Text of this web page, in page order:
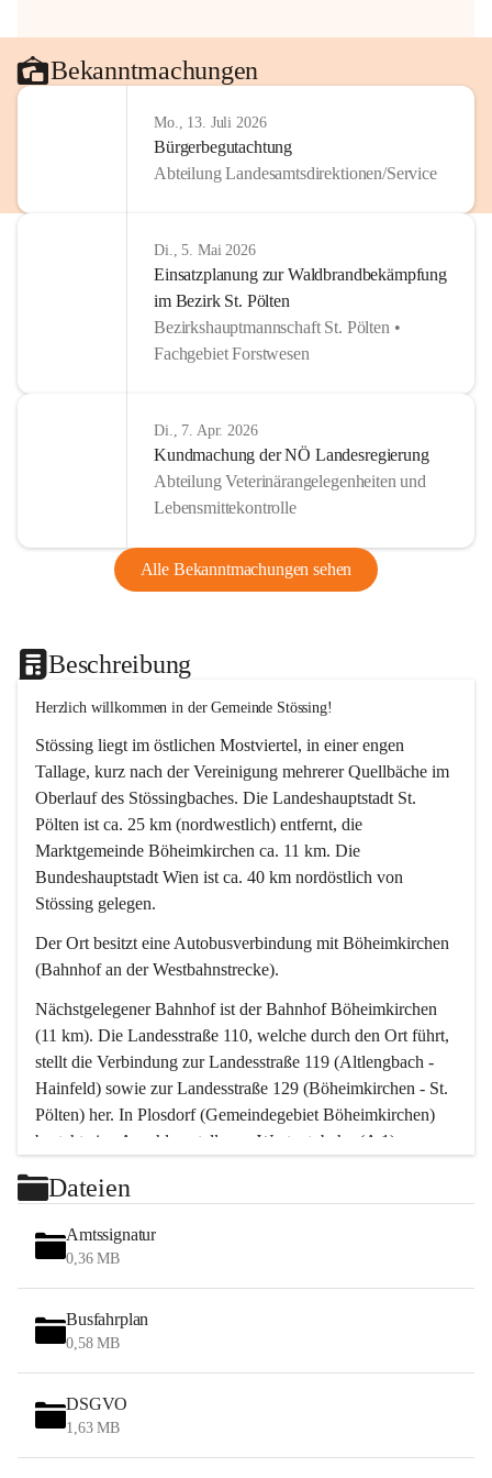
Bekanntmachungen
Mo., 13. Juli 2026
Bürgerbegutachtung
Abteilung Landesamtsdirektionen/Service
Di., 5. Mai 2026
Einsatzplanung zur Waldbrandbekämpfung
im Bezirk St. Pölten
Bezirkshauptmannschaft St. Pölten •
Fachgebiet Forstwesen
Di., 7. Apr. 2026
Kundmachung der NÖ Landesregierung
Abteilung Veterinärangelegenheiten und
Lebensmittekontrolle
Alle Bekanntmachungen sehen
Beschreibung
Herzlich willkommen in der Gemeinde Stössing!
Stössing liegt im östlichen Mostviertel, in einer engen
Tallage, kurz nach der Vereinigung mehrerer Quellbäche im
Oberlauf des Stössingbaches. Die Landeshauptstadt St.
Pölten ist ca. 25 km (nordwestlich) entfernt, die
Marktgemeinde Böheimkirchen ca. 11 km. Die
Bundeshauptstadt Wien ist ca. 40 km nordöstlich von
Stössing gelegen.
Der Ort besitzt eine Autobusverbindung mit Böheimkirchen
(Bahnhof an der Westbahnstrecke).
Nächstgelegener Bahnhof ist der Bahnhof Böheimkirchen
(11 km). Die Landesstraße 110, welche durch den Ort führt,
stellt die Verbindung zur Landesstraße 119 (Altlengbach -
Hainfeld) sowie zur Landesstraße 129 (Böheimkirchen - St.
Pölten) her. In Plosdorf (Gemeindegebiet Böheimkirchen)
besteht eine Anschlussstelle zur Westautobahn (A 1).
Wien erreicht man in ca. 45 Minuten.
Stössing zählt noch zum Naherholungsraum Wien sowie
zum Naherholungsraum St. Pölten. Viele Bauernhöfe hatten
„ihre Wiener“. Seit 1960 bauten viele Wiener
Wochenendhäuser im Gemeindegebiet. Wegen des
waldreichen Jagdgebietes haben viele Jagdpächter ihre
Das Wandern ist aus touristischer Sicht die bedeutendste
Tätigkeit. Das hügelige Gebiet mit Wanderwegen durch
Wiesen, Wälder und Obstkulturen lädt dazu ein. Gefördert
Dateien
Amtssignatur
0,36 MB
Busfahrplan
0,58 MB
DSGVO
1,63 MB